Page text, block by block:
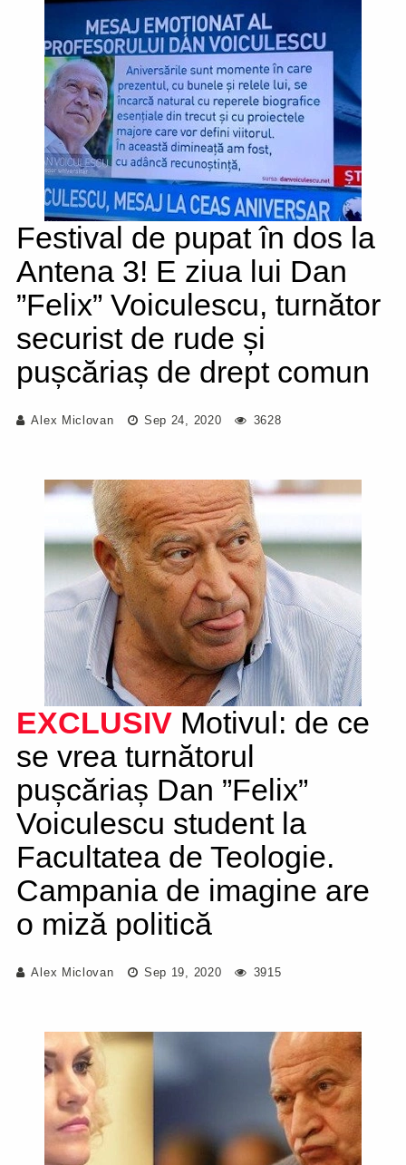
Festival de pupat în dos la
Antena 3! E ziua lui Dan
”Felix” Voiculescu, turnător
securist de rude și
pușcăriaș de drept comun
Alex Miclovan Sep 24, 2020 3628
EXCLUSIV Motivul: de ce
se vrea turnătorul
pușcăriaș Dan ”Felix”
Voiculescu student la
Facultatea de Teologie.
Campania de imagine are
o miză politică
Alex Miclovan Sep 19, 2020 3915